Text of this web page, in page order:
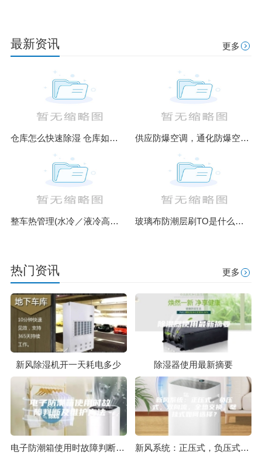
最新资讯 更多
仓库怎么快速除湿 仓库如何除湿 供应防爆空调，通化防爆空调厂家
整车热管理(水冷／液冷高低温热工运行模拟仿真测试台) 玻璃布防潮层刷TO是什么意思
热门资讯 更多
新风除湿机开一天耗电多少 除湿器使用最新摘要
电子防潮箱使用时故障判断及维护方法 新风系统：正压式，负压式，双向流，全热交换，壁挂式如何选择？